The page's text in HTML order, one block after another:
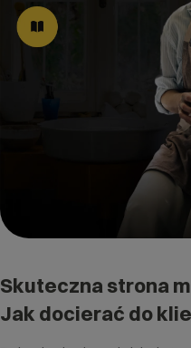
Skuteczna strona
Jak docierać do